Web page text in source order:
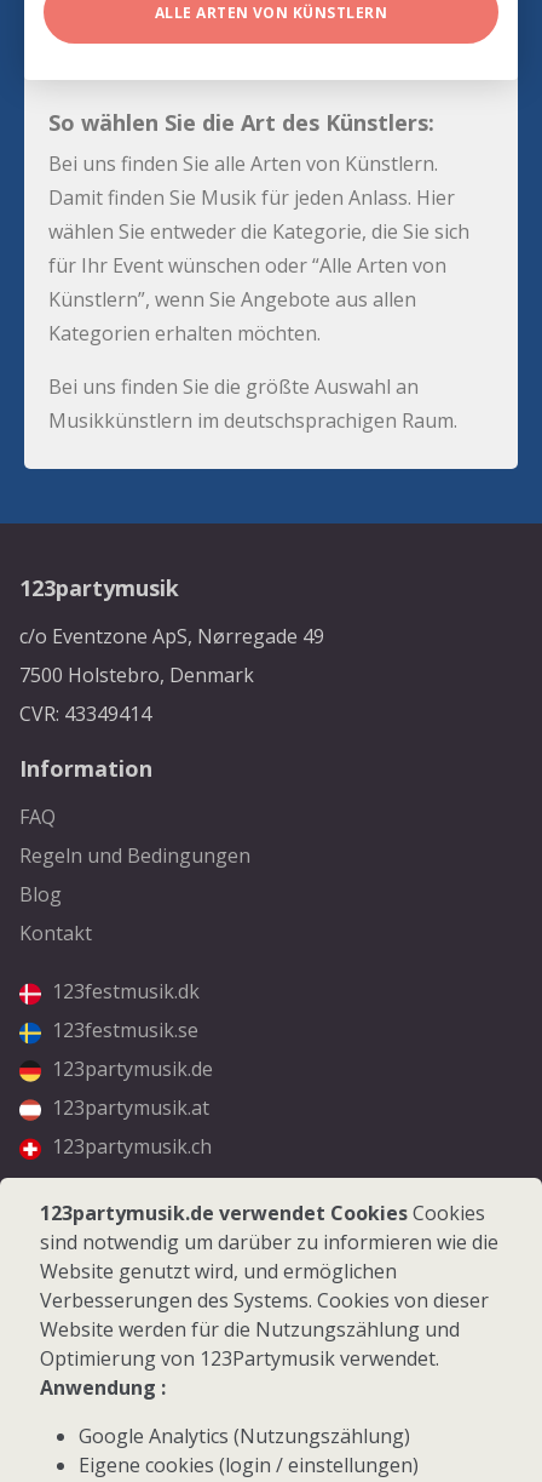
ALLE ARTEN VON KÜNSTLERN
So wählen Sie die Art des Künstlers:
Bei uns finden Sie alle Arten von Künstlern.
Damit finden Sie Musik für jeden Anlass. Hier
wählen Sie entweder die Kategorie, die Sie sich
für Ihr Event wünschen oder “Alle Arten von
Künstlern”, wenn Sie Angebote aus allen
Kategorien erhalten möchten.
Bei uns finden Sie die größte Auswahl an
Musikkünstlern im deutschsprachigen Raum.
123partymusik
c/o Eventzone ApS, Nørregade 49
7500 Holstebro, Denmark
CVR: 43349414
Information
FAQ
Regeln und Bedingungen
Blog
Kontakt
123festmusik.dk
123festmusik.se
123partymusik.de
123partymusik.at
123partymusik.ch
Folgen Sie uns
Facebook
Instagram
© 2026 123Partymusik.de - Alle Rechte vorbehalten
123partymusik.de verwendet CookiesCookies
sind notwendig um darüber zu informieren wie die
Website genutzt wird, und ermöglichen
Verbesserungen des Systems. Cookies von dieser
Website werden für die Nutzungszählung und
Optimierung von 123Partymusik verwendet.
Anwendung :
Google Analytics (Nutzungszählung)
Eigene cookies (login / einstellungen)